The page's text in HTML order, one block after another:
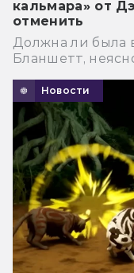
кальмара» от
отменить
Должна ли была
Бланшетт,
Новости